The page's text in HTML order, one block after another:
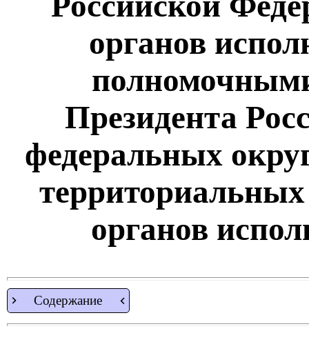
органов
Президента
федеральных
органов
Содержание